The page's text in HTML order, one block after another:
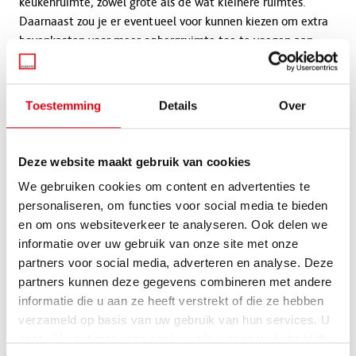
Toestemming Details Over
Deze website maakt gebruik van cookies
We gebruiken cookies om content en advertenties te
personaliseren, om functies voor social media te bieden
en om ons websiteverkeer te analyseren. Ook delen we
informatie over uw gebruik van onze site met onze
partners voor social media, adverteren en analyse. Deze
partners kunnen deze gegevens combineren met andere
informatie die u aan ze heeft verstrekt of die ze hebben
verzameld op basis van uw gebruik van hun services. U
Daarnaast zou je er eventueel voor kunnen kiezen om extra
bovenkasten voor meer opbergruimte toe te voegen aan
deze keukenopstelling.
L-keuken